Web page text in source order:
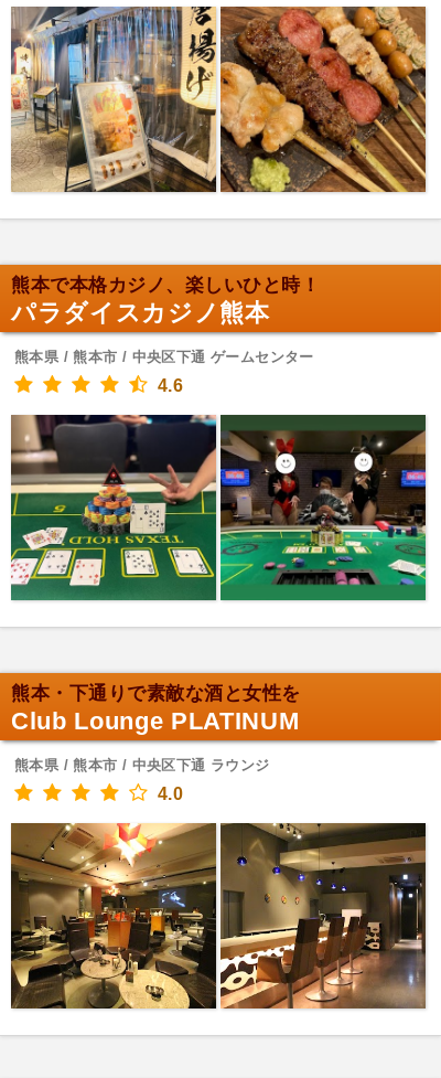
熊本で本格カジノ、楽しいひと時！
パラダイスカジノ熊本
熊本県 / 熊本市 / 中央区下通 ゲームセンター
4.6
熊本・下通りで素敵な酒と女性を
Club Lounge PLATINUM
熊本県 / 熊本市 / 中央区下通 ラウンジ
4.0